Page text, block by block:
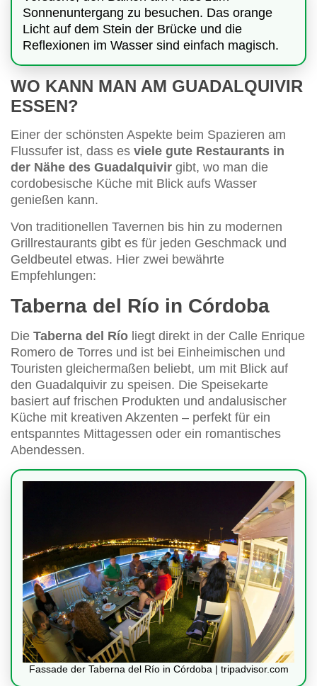
Sonnenuntergang zu besuchen. Das orange
Licht auf dem Stein der Brücke und die
Reflexionen im Wasser sind einfach magisch.
WO KANN MAN AM GUADALQUIVIR
ESSEN?
Einer der schönsten Aspekte beim Spazieren am
Flussufer ist, dass es viele gute Restaurants in
der Nähe des Guadalquivir gibt, wo man die
cordobesische Küche mit Blick aufs Wasser
genießen kann.
Von traditionellen Tavernen bis hin zu modernen
Grillrestaurants gibt es für jeden Geschmack und
Geldbeutel etwas. Hier zwei bewährte
Empfehlungen:
Taberna del Río in Córdoba
Die Taberna del Río liegt direkt in der Calle Enrique
Romero de Torres und ist bei Einheimischen und
Touristen gleichermaßen beliebt, um mit Blick auf
den Guadalquivir zu speisen. Die Speisekarte
basiert auf frischen Produkten und andalusischer
Küche mit kreativen Akzenten – perfekt für ein
entspanntes Mittagessen oder ein romantisches
Abendessen.
Fassade der Taberna del Río in Córdoba | tripadvisor.com